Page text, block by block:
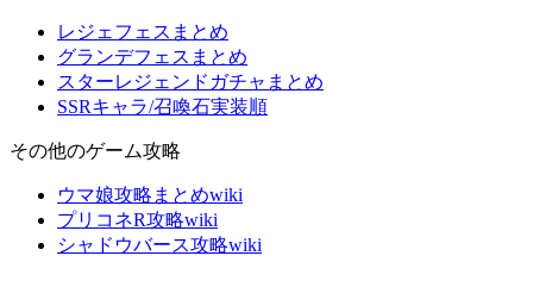
レジェフェスまとめ
グランデフェスまとめ
スターレジェンドガチャまとめ
SSRキャラ/召喚石実装順
その他のゲーム攻略
ウマ娘攻略まとめwiki
プリコネR攻略wiki
シャドウバース攻略wiki